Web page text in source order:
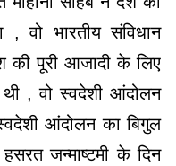
, वो भारतीय संविधान
की पूरी आजादी के लिए
, वो स्वदेशी आंदोलन
आंदोलन का बिगुल
जन्माष्टमी के दिन